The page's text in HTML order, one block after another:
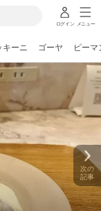
ログイン メニュー
キーニ ゴーヤ ピーマ
次の
記事